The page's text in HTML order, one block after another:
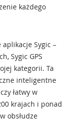
każdego
Sygic –
Sygic GPS
kategorii. Ta
inteligentne
łatwy w
krajach i ponad
obsłudze